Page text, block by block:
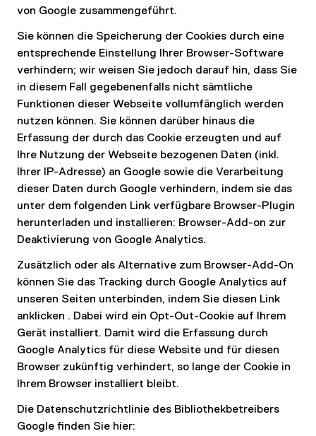
von Google zusammengeführt.
Sie können die Speicherung der Cookies durch eine
entsprechende Einstellung Ihrer Browser-Software
verhindern; wir weisen Sie jedoch darauf hin, dass Sie
in diesem Fall gegebenenfalls nicht sämtliche
Funktionen dieser Webseite vollumfänglich werden
nutzen können. Sie können darüber hinaus die
Erfassung der durch das Cookie erzeugten und auf
Ihre Nutzung der Webseite bezogenen Daten (inkl.
Ihrer IP-Adresse) an Google sowie die Verarbeitung
dieser Daten durch Google verhindern, indem sie das
unter dem folgenden Link verfügbare Browser-Plugin
herunterladen und installieren: Browser-Add-on zur
Deaktivierung von Google Analytics.
Zusätzlich oder als Alternative zum Browser-Add-On
können Sie das Tracking durch Google Analytics auf
unseren Seiten unterbinden, indem Sie diesen Link
anklicken . Dabei wird ein Opt-Out-Cookie auf Ihrem
Gerät installiert. Damit wird die Erfassung durch
Google Analytics für diese Website und für diesen
Browser zukünftig verhindert, so lange der Cookie in
Ihrem Browser installiert bleibt.
Die Datenschutzrichtlinie des Bibliothekbetreibers
Google finden Sie hier: